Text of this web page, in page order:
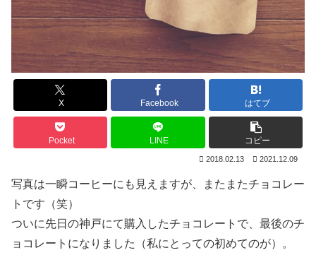
X Facebook はてブ
Pocket LINE コピー
2018.02.13 2021.12.09
写真は一瞬コーヒーにも見えますが、またまたチョコレー
トです（笑）
ついに先日の神戸にて購入したチョコレートで、最後のチ
ョコレートになりました（私にとっての初めてのが）。